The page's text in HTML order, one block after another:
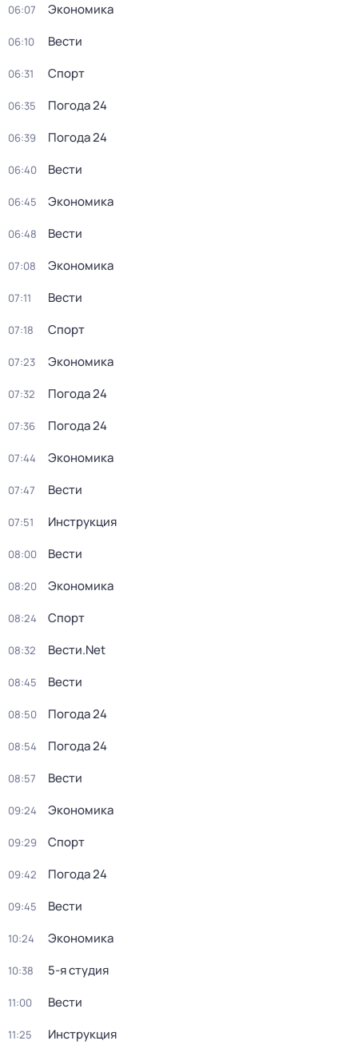
06:07 Экономика
06:10 Вести
06:31 Спорт
06:35 Погода 24
06:39 Погода 24
06:40 Вести
06:45 Экономика
06:48 Вести
07:08 Экономика
07:11 Вести
07:18 Спорт
07:23 Экономика
07:32 Погода 24
07:36 Погода 24
07:44 Экономика
07:47 Вести
07:51 Инструкция
08:00 Вести
08:20 Экономика
08:24 Спорт
08:32 Вести.Net
08:45 Вести
08:50 Погода 24
08:54 Погода 24
08:57 Вести
09:24 Экономика
09:29 Спорт
09:42 Погода 24
09:45 Вести
10:24 Экономика
10:38 5-я студия
11:00 Вести
11:25 Инструкция